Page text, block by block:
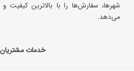
شهرها، سفارش‌ها را با بالاترین کیفیت
می‌دهد.
خدمات مشتریان